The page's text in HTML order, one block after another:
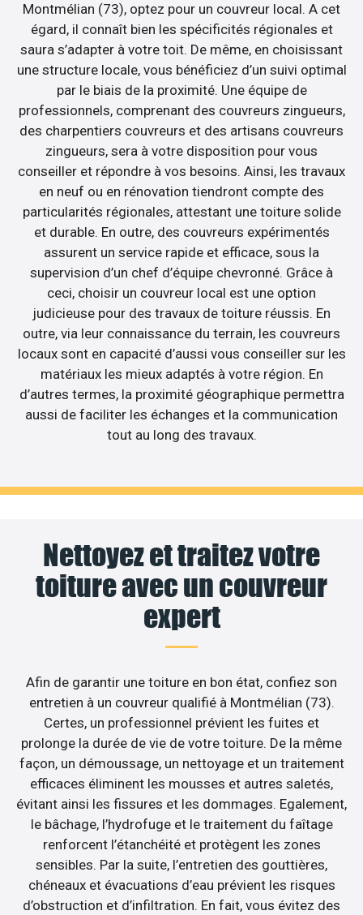
Montmélian (73), optez pour un couvreur local. A cet
égard, il connaît bien les spécificités régionales et
saura s’adapter à votre toit. De même, en choisissant
une structure locale, vous bénéficiez d’un suivi optimal
par le biais de la proximité. Une équipe de
professionnels, comprenant des couvreurs zingueurs,
des charpentiers couvreurs et des artisans couvreurs
zingueurs, sera à votre disposition pour vous
conseiller et répondre à vos besoins. Ainsi, les travaux
en neuf ou en rénovation tiendront compte des
particularités régionales, attestant une toiture solide
et durable. En outre, des couvreurs expérimentés
assurent un service rapide et efficace, sous la
supervision d’un chef d’équipe chevronné. Grâce à
ceci, choisir un couvreur local est une option
judicieuse pour des travaux de toiture réussis. En
outre, via leur connaissance du terrain, les couvreurs
locaux sont en capacité d’aussi vous conseiller sur les
matériaux les mieux adaptés à votre région. En
d’autres termes, la proximité géographique permettra
aussi de faciliter les échanges et la communication
tout au long des travaux.
Nettoyez et traitez votre
toiture avec un couvreur
expert
Afin de garantir une toiture en bon état, confiez son
entretien à un couvreur qualifié à Montmélian (73).
Certes, un professionnel prévient les fuites et
prolonge la durée de vie de votre toiture. De la même
façon, un démoussage, un nettoyage et un traitement
efficaces éliminent les mousses et autres saletés,
évitant ainsi les fissures et les dommages. Egalement,
le bâchage, l’hydrofuge et le traitement du faîtage
renforcent l’étanchéité et protègent les zones
sensibles. Par la suite, l’entretien des gouttières,
chéneaux et évacuations d’eau prévient les risques
d’obstruction et d’infiltration. En fait, vous évitez des